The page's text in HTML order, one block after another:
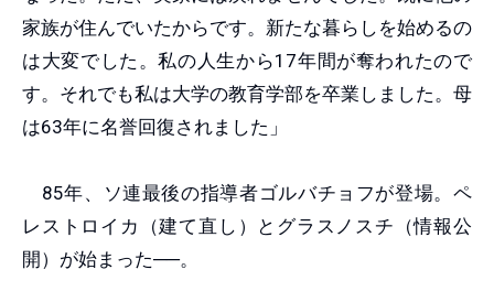
家族が住んでいたからです。新たな暮らしを始めるの
は大変でした。私の人生から17年間が奪われたので
す。それでも私は大学の教育学部を卒業しました。母
は63年に名誉回復されました」
85年、ソ連最後の指導者ゴルバチョフが登場。ペ
レストロイカ（建て直し）とグラスノスチ（情報公
開）が始まった──。